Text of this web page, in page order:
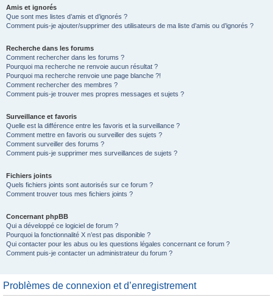
Amis et ignorés
Que sont mes listes d’amis et d’ignorés ?
Comment puis-je ajouter/supprimer des utilisateurs de ma liste d’amis ou d’ignorés ?
Recherche dans les forums
Comment rechercher dans les forums ?
Pourquoi ma recherche ne renvoie aucun résultat ?
Pourquoi ma recherche renvoie une page blanche ?!
Comment rechercher des membres ?
Comment puis-je trouver mes propres messages et sujets ?
Surveillance et favoris
Quelle est la différence entre les favoris et la surveillance ?
Comment mettre en favoris ou surveiller des sujets ?
Comment surveiller des forums ?
Comment puis-je supprimer mes surveillances de sujets ?
Fichiers joints
Quels fichiers joints sont autorisés sur ce forum ?
Comment trouver tous mes fichiers joints ?
Concernant phpBB
Qui a développé ce logiciel de forum ?
Pourquoi la fonctionnalité X n’est pas disponible ?
Qui contacter pour les abus ou les questions légales concernant ce forum ?
Comment puis-je contacter un administrateur du forum ?
Problèmes de connexion et d’enregistrement